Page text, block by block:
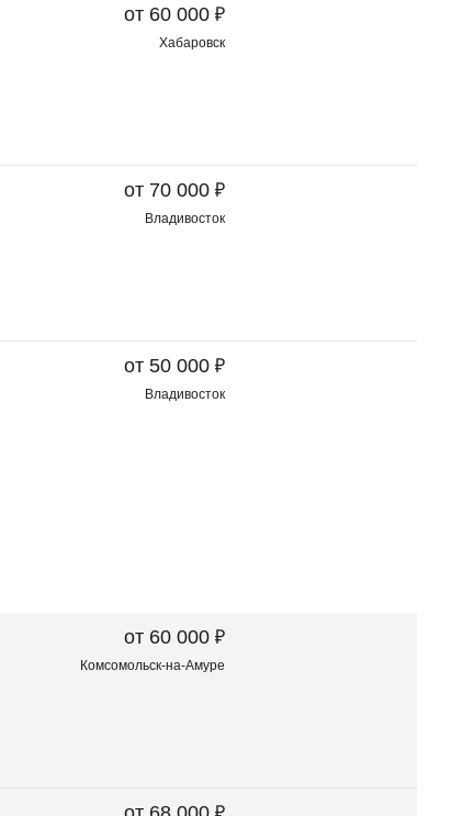
от 60 000 ₽
Хабаровск
от 70 000 ₽
Владивосток
от 50 000 ₽
Владивосток
от 60 000 ₽
Комсомольск-на-Амуре
₽